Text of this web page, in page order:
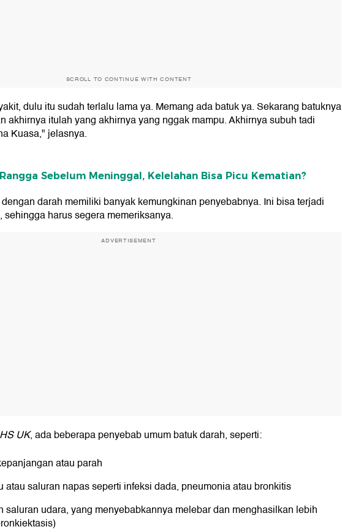
SCROLL TO CONTINUE WITH CONTENT
dulu itu sudah terlalu lama ya. Memang ada batuk ya. Sekarang batuknya
akhirnya itulah yang akhirnya yang nggak mampu. Akhirnya subuh tadi
Kuasa," jelasnya.
Sebelum Meninggal, Kelelahan Bisa Picu Kematian?
darah memiliki banyak kemungkinan penyebabnya. Ini bisa terjadi
sehingga harus segera memeriksanya.
ADVERTISEMENT
UK, ada beberapa penyebab umum batuk darah, seperti:
atau parah
atau saluran napas seperti infeksi dada, pneumonia atau bronkitis
saluran udara, yang menyebabkannya melebar dan menghasilkan lebih